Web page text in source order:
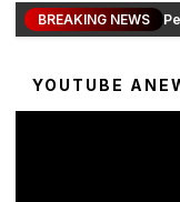
BREAKING NEWS
YOUTUBE